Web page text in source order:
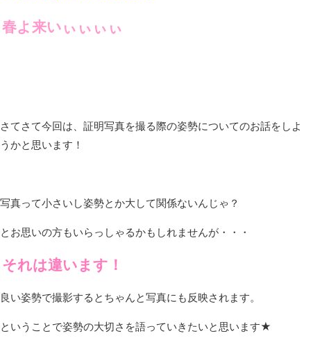
春よ来いぃぃぃぃ
さてさて今回は、証明写真を撮る際の姿勢についてのお話をしよ
うかと思います！
写真って小さいし姿勢とか大して関係ないんじゃ？
とお思いの方もいらっしゃるかもしれませんが・・・
それは違います！
良い姿勢で撮影するとちゃんと写真にも反映されます。
ということで姿勢の大切さを語っていきたいと思います★